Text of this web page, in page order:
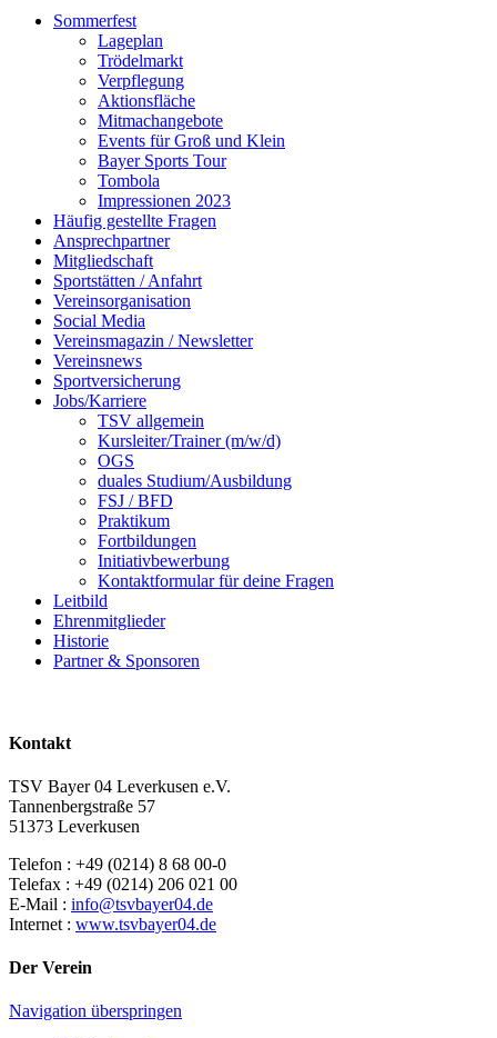
Sommerfest
Lageplan
Trödelmarkt
Verpflegung
Aktionsfläche
Mitmachangebote
Events für Groß und Klein
Bayer Sports Tour
Tombola
Impressionen 2023
Häufig gestellte Fragen
Ansprechpartner
Mitgliedschaft
Sportstätten / Anfahrt
Vereinsorganisation
Social Media
Vereinsmagazin / Newsletter
Vereinsnews
Sportversicherung
Jobs/Karriere
TSV allgemein
Kursleiter/Trainer (m/w/d)
OGS
duales Studium/Ausbildung
FSJ / BFD
Praktikum
Fortbildungen
Initiativbewerbung
Kontaktformular für deine Fragen
Leitbild
Ehrenmitglieder
Historie
Partner & Sponsoren
Kontakt
TSV Bayer 04 Leverkusen e.V.
Tannenbergstraße 57
51373 Leverkusen
Telefon : +49 (0214) 8 68 00-0
Telefax : +49 (0214) 206 021 00
E-Mail : info@tsvbayer04.de
Internet : www.tsvbayer04.de
Der Verein
Navigation überspringen